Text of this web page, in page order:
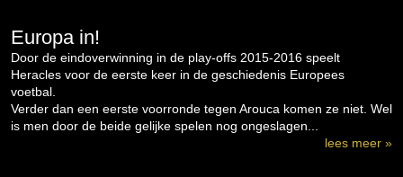
Europa in!
Door de eindoverwinning in de play-offs 2015-2016 speelt
Heracles voor de eerste keer in de geschiedenis Europees
voetbal.
Verder dan een eerste voorronde tegen Arouca komen ze niet. Wel
is men door de beide gelijke spelen nog ongeslagen...
lees meer »